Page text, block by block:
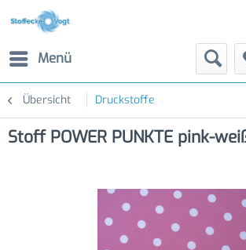
Menü
Übersicht Druckstoffe
Stoff POWER PUNKTE pink-